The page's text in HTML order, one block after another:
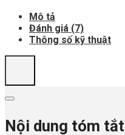
Mô tả
Đánh giá (7)
Thông số kỹ thuật
Nội dung tóm tắt